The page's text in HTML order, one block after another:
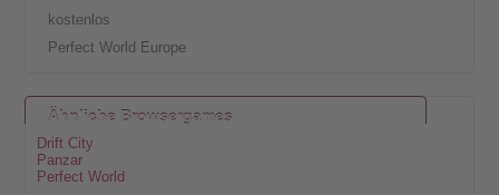
kostenlos
Perfect World Europe
Ähnliche Browsergames
Drift City
Panzar
Perfect World